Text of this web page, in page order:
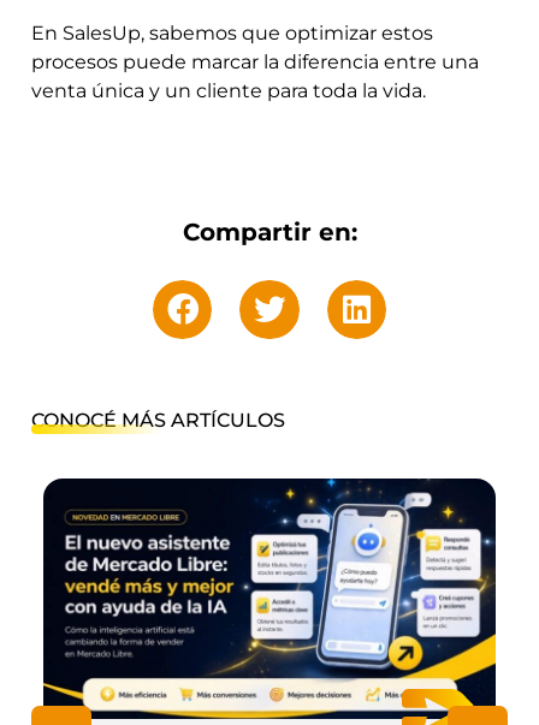
En SalesUp, sabemos que optimizar estos
procesos puede marcar la diferencia entre una
venta única y un cliente para toda la vida.
Compartir en:
CONOCÉ MÁS ARTÍCULOS